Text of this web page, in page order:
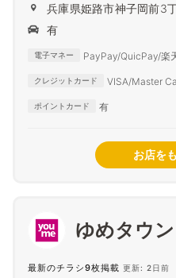
兵庫県姫路市神子岡前3
有
電子マネー PayPay/QuicPay/楽
クレジットカード
VISA/Master
ポイントカード 有
お店を
ゆめタウ
最新のチラシ9枚掲載 更新: 2日前